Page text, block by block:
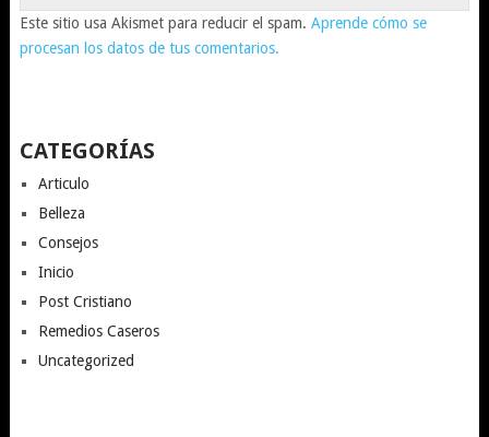
Este sitio usa Akismet para reducir el spam. Aprende cómo se
procesan los datos de tus comentarios.
CATEGORÍAS
Articulo
Belleza
Consejos
Inicio
Post Cristiano
Remedios Caseros
Uncategorized